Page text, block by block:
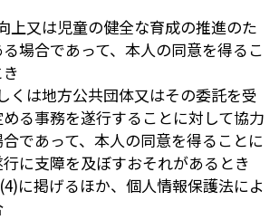
上又は児童の健全な育成の推進のた
場合であって、本人の同意を得るこ
くは地方公共団体又はその委託を受
る事務を遂行することに対して協力
であって、本人の同意を得ることに
に支障を及ぼすおそれがあるとき
に掲げるほか、個人情報保護法によ